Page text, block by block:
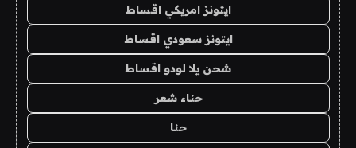
ايتونز امريكي اقساط
ايتونز سعودي اقساط
شحن يلا لودو اقساط
حناء شعر
حنا